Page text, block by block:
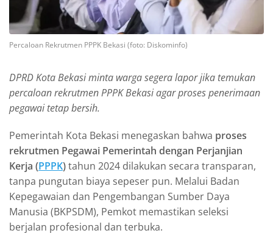
Percaloan Rekrutmen PPPK Bekasi (foto: Diskominfo)
DPRD Kota Bekasi minta warga segera lapor jika temukan
percaloan rekrutmen PPPK Bekasi agar proses penerimaan
pegawai tetap bersih.
Pemerintah Kota Bekasi menegaskan bahwa proses
rekrutmen Pegawai Pemerintah dengan Perjanjian
Kerja (PPPK)tahun 2024 dilakukan secara transparan,
tanpa pungutan biaya sepeser pun. Melalui Badan
Kepegawaian dan Pengembangan Sumber Daya
Manusia (BKPSDM), Pemkot memastikan seleksi
berjalan profesional dan terbuka.